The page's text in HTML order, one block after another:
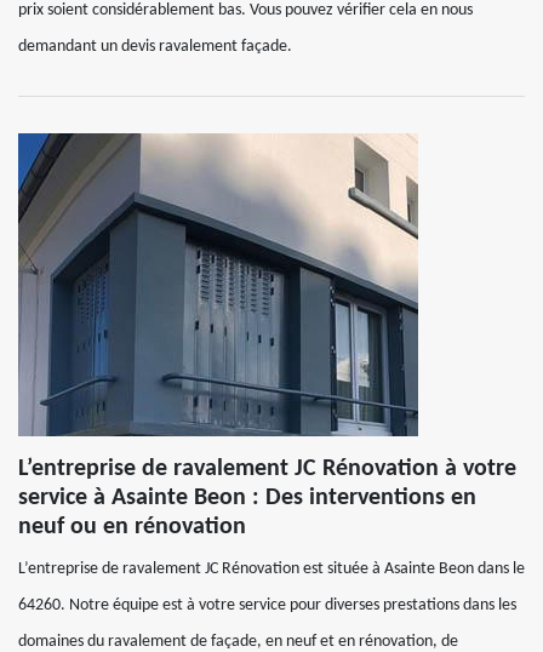
prix soient considérablement bas. Vous pouvez vérifier cela en nous
demandant un devis ravalement façade.
L’entreprise de ravalement JC Rénovation à votre
service à Asainte Beon : Des interventions en
neuf ou en rénovation
L’entreprise de ravalement JC Rénovation est située à Asainte Beon dans le
64260. Notre équipe est à votre service pour diverses prestations dans les
domaines du ravalement de façade, en neuf et en rénovation, de